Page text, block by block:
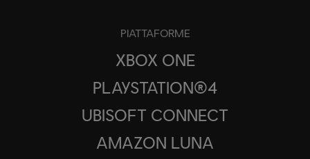
PIATTAFORME
XBOX ONE
PLAYSTATION®4
UBISOFT CONNECT
AMAZON LUNA